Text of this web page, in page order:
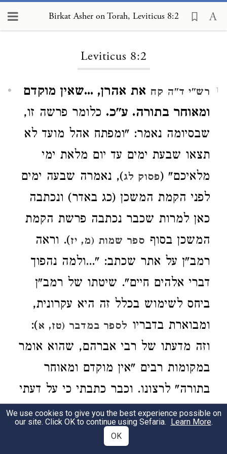
Birkat Asher on Torah, Leviticus 8:2
Leviticus 8:2
1 רש"י ד"ה קח את אהרן, ...שאין מוקדם
ומאוחר בתורה. ע"כ. כלומר פרשה זו,
שבסיומה נאמר: "ומפתח אהל מועד לא
תצאו שבעת ימים עד יום מלאת ימי
מלאיכם" (פסוק לג), נאמרה שבעה ימים
לפני הקמת המשכן (כג באדר) ונכתבה
כאן למרות שכבר נכתבה פרשת הקמת
המשכן בסוף ספר שמות (מ, יז). וראה
רמב"ן על אתר שכתב: "...ולמה נהפוך
דברי אלהים חיים". שיטתו של רמב"ן
ביחס לשימוש בכלל זה היא עקרונית,
ומבוארת בדבריו לספר במדבר (טז, א):
וזה מדעתו של רבי אברהם, שהוא אומר
במקומות רבים "אין מוקדם ומאוחר
בתורה" לרצונו. וכבר כתבתי כי על דעתי
כל התורה כסדר זולתי במקום אשר
יפרש הכתוב ההקדמה והאחור, וגם שם
We use cookies to give you the best experience possible on
our site. Click OK to continue using Sefaria. Learn More.
OK